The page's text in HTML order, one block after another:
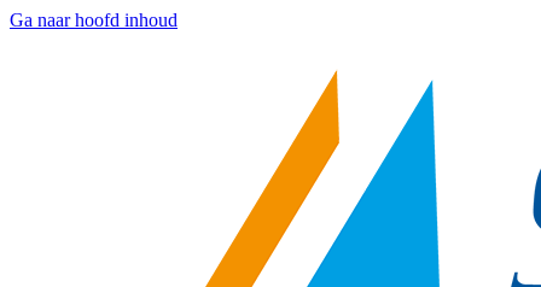
Ga naar hoofd inhoud